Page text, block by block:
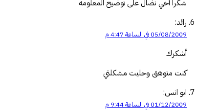
شكراً أخي نضال على توضيح المعلومه
رائد:
05/08/2009 في الساعة 4:47 م
أشكرك
كنت متوهق وحليت مشكلتي
ابو انس:
01/12/2009 في الساعة 9:44 م